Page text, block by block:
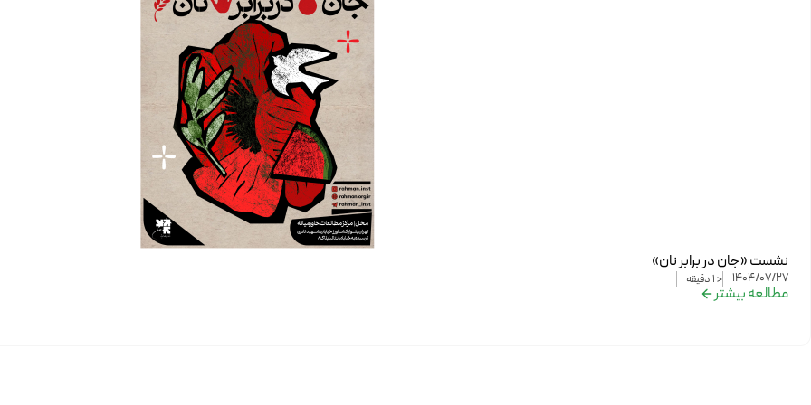
نشست «جان در برابر نان»
1404/07/27
< 1 دقیقه
مطالعه بیشتر